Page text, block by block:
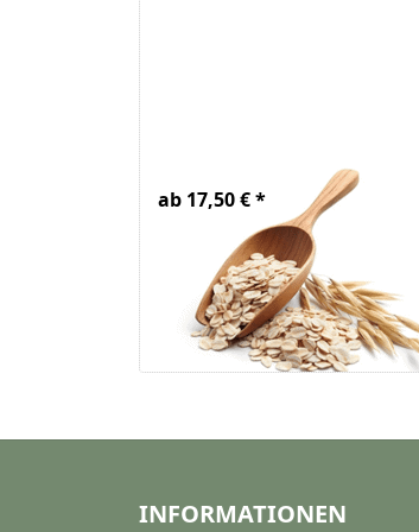
ab 17,50 € *
INFORMATIONEN